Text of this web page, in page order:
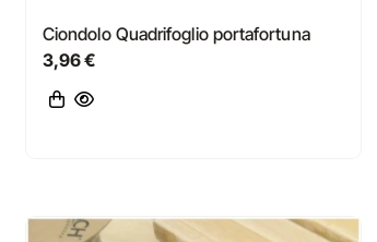
Ciondolo Quadrifoglio portafortuna
3,96 €